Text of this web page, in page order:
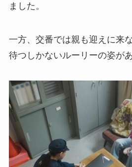
ました。
一方、交番では親も迎えに来
待つしかないルーリーの姿があ